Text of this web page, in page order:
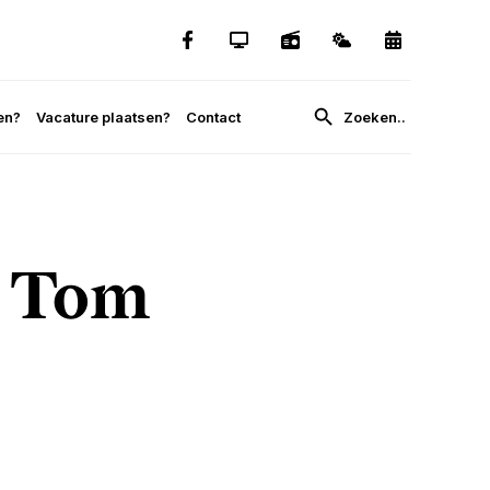
Vacature plaatsen? Contact